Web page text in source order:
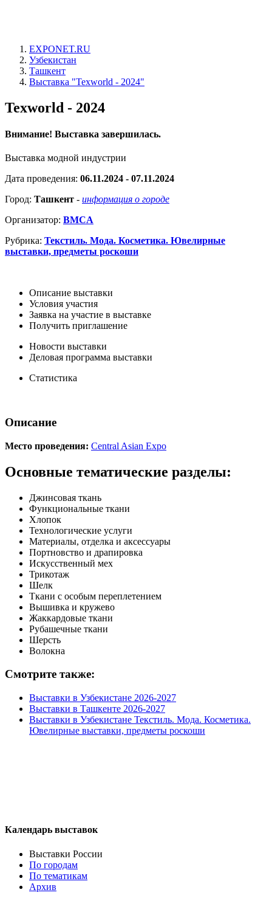
EXPONET.RU
Узбекистан
Ташкент
Выставка "Texworld - 2024"
Texworld - 2024
Внимание! Выставка завершилась.
Выставка модной индустрии
Дата проведения: 06.11.2024 - 07.11.2024
Город: Ташкент - информация о городе
Организатор: BMCA
Рубрика: Текстиль. Мода. Косметика. Ювелирные
выставки, предметы роскоши
Описание выставки
Условия участия
Заявка на участие в выставке
Получить приглашение
Новости выставки
Деловая программа выставки
Статистика
Описание
Место проведения: Central Asian Expo
Основные тематические разделы:
Джинсовая ткань
Функциональные ткани
Хлопок
Технологические услуги
Материалы, отделка и аксессуары
Портновство и драпировка
Искусственный мех
Трикотаж
Шелк
Ткани с особым переплетением
Вышивка и кружево
Жаккардовые ткани
Рубашечные ткани
Шерсть
Волокна
Смотрите также:
Выставки в Узбекистане 2026-2027
Выставки в Ташкенте 2026-2027
Выставки в Узбекистане Текстиль. Мода. Косметика.
Ювелирные выставки, предметы роскоши
Календарь выставок
Выставки России
По городам
По тематикам
Архив